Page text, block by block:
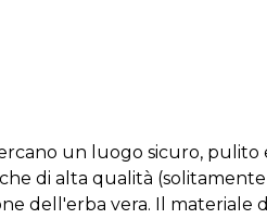
un luogo sicuro, pulito
di alta qualità (solitamente
dell'erba vera. Il materiale